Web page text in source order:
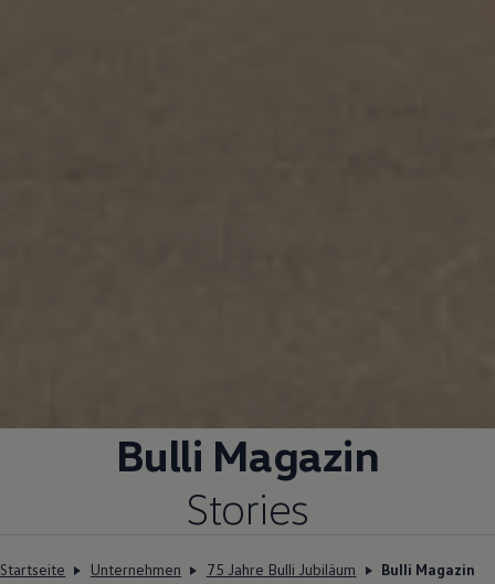
Bulli Magazin
Stories
Startseite Unternehmen 75 Jahre Bulli Jubiläum Bulli Magazin